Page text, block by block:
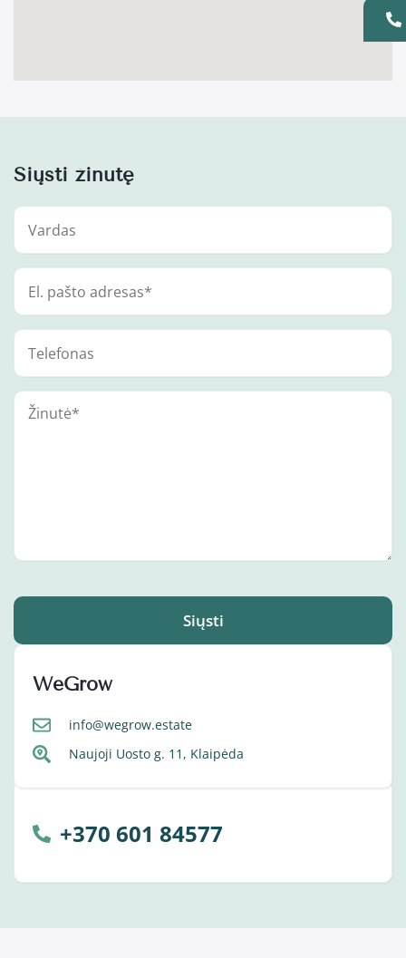
Siųsti žinutę
Siųsti
WeGrow
info@wegrow.estate
Naujoji Uosto g. 11, Klaipėda
+370 601 84577